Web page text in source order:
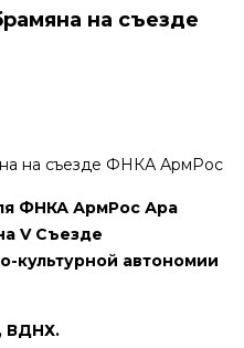
на съезде
ФНКА АрмРос Ара
V Съезде
культурной автономии
ВДНХ.